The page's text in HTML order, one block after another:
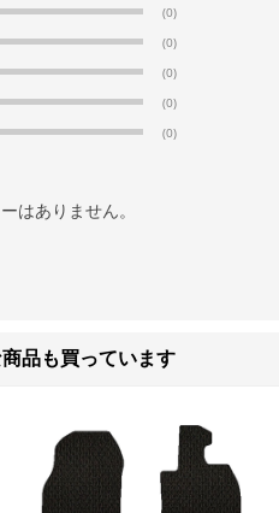
(0)
(0)
(0)
(0)
(0)
はありません。
品も買っています